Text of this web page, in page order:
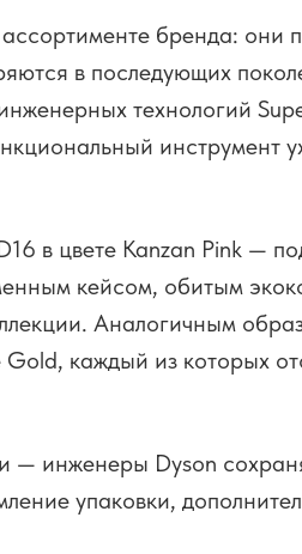
бренда: они
в последующих
технологий
в цвете Kanzan Pink —
кейсом, обитым
Аналогичным
каждый из которых
инженеры Dyson
упаковки,